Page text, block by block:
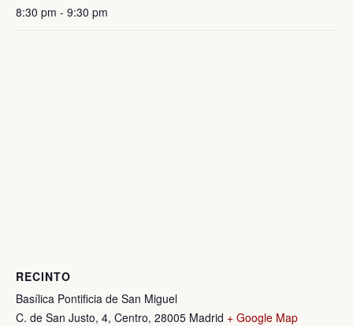
8:30 pm - 9:30 pm
RECINTO
Basílica Pontificia de San Miguel
C. de San Justo, 4, Centro, 28005 Madrid + Google Map